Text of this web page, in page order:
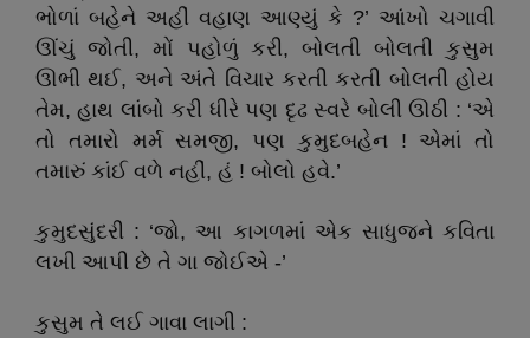
ભોળાં બહેને અહીં વહાણ આણ્યું કે ?’ આંખો ચગાવી
ઊંચું જોતી, મોં પહોળું કરી, બોલતી બોલતી કુસુમ
ઊભી થઈ, અને અંતે વિચાર કરતી કરતી બોલતી હોય
તેમ, હાથ લાંબો કરી ધીરે પણ દૃઢ સ્વરે બોલી ઊઠી : ‘એ
તો તમારો મર્મ સમજી, પણ કુમુદબહેન ! એમાં તો
તમારું કાંઈ વળે નહીં, હં ! બોલો હવે.’
કુમુદસુંદરી : ‘જો, આ કાગળમાં એક સાધુજને કવિતા
લખી આપી છે તે ગા જોઈએ -’
કુસુમ તે લઈ ગાવા લાગી :